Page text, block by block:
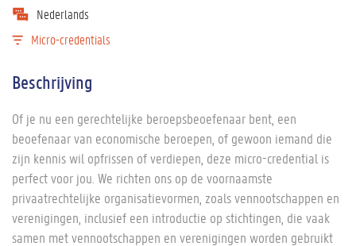
Nederlands
Micro-credentials
Beschrijving
Of je nu een gerechtelijke beroepsbeoefenaar bent, een
beoefenaar van economische beroepen, of gewoon iemand die
zijn kennis wil opfrissen of verdiepen, deze micro-credential is
perfect voor jou. We richten ons op de voornaamste
privaatrechtelijke organisatievormen, zoals vennootschappen en
verenigingen, inclusief een introductie op stichtingen, die vaak
samen met vennootschappen en verenigingen worden gebruikt